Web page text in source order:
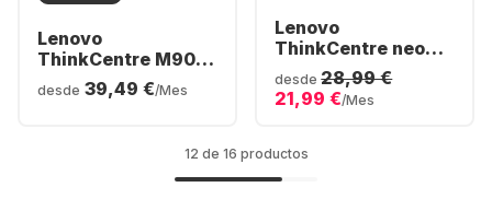
Lenovo
ThinkCentre M90a
Gen3 Al All-in-One -
Intel® Core™ i5-
desde 39,49 €/Mes
Lenovo
ThinkCentre neo
30a All-in-One -
Intel® Core™ i5-
1235U - 8GB -
Iris® Xe Graphics
desde 28,99 €
21,99 €/Mes
12 de 16 productos